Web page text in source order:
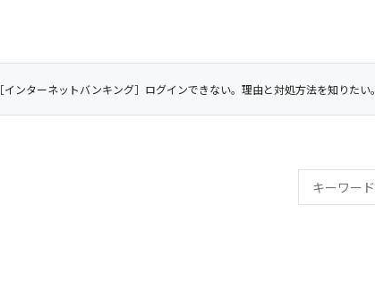
［インターネットバンキング］ログインできない。理由と対処方法を知りたい。